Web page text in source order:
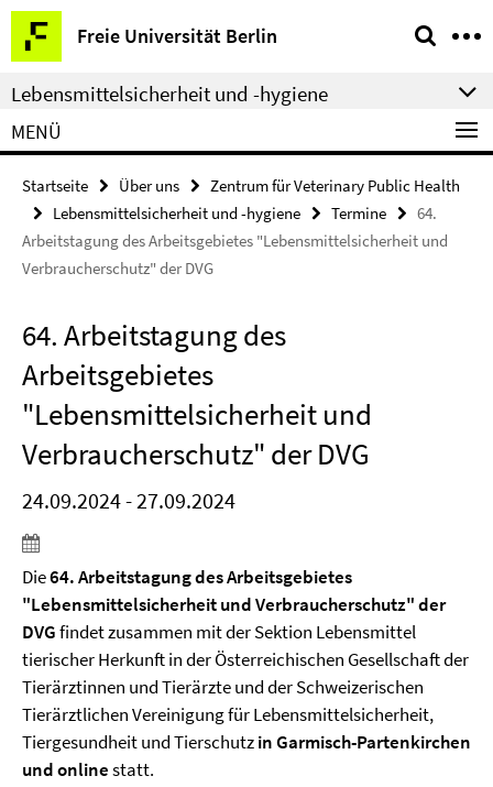
Springe
direkt
zu
Inhalt
Freie Universität Berlin
Service-
Navigation
Lebensmittelsicherheit und -hygiene
MENÜ
Startseite Über uns
Zentrum für Veterinary Public Health
Lebensmittelsicherheit und -hygiene
Termine
64.
Arbeitstagung des Arbeitsgebietes "Lebensmittelsicherheit und
Verbraucherschutz" der DVG
64. Arbeitstagung des
Arbeitsgebietes
"Lebensmittelsicherheit und
Verbraucherschutz" der DVG
24.09.2024 - 27.09.2024
Die64. Arbeitstagung des Arbeitsgebietes
"Lebensmittelsicherheit und Verbraucherschutz" der
DVGfindet zusammen mit der Sektion Lebensmittel
tierischer Herkunft in der Österreichischen Gesellschaft der
Tierärztinnen und Tierärzte und der Schweizerischen
Tierärztlichen Vereinigung für Lebensmittelsicherheit,
Tiergesundheit und Tierschutzin Garmisch-Partenkirchen
und onlinestatt.